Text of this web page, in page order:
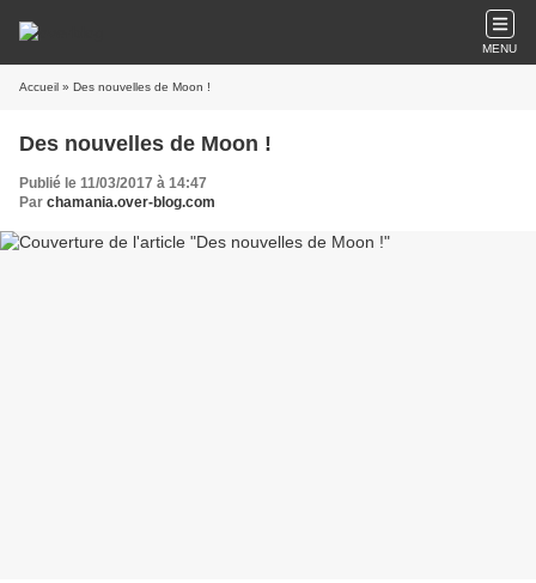
MENU
Accueil » Des nouvelles de Moon !
Des nouvelles de Moon !
Publié le 11/03/2017 à 14:47
Par chamania.over-blog.com